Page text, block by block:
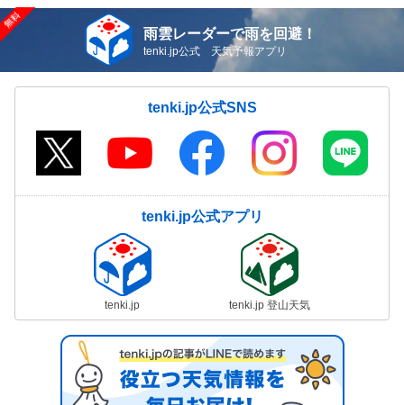
雨雲レーダーで雨を回避！
tenki.jp公式 天気予報アプリ
tenki.jp公式SNS
tenki.jp公式アプリ
tenki.jp tenki.jp 登山天気